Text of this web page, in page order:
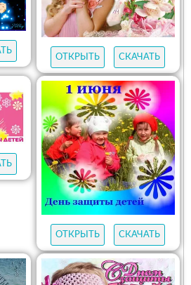
ОТКРЫТЬ СКАЧАТЬ
ОТКРЫТЬ СКАЧАТЬ